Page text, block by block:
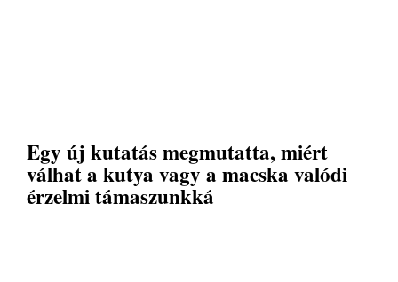
Egy új kutatás megmutatta, miért
válhat a kutya vagy a macska valódi
érzelmi támaszunkká